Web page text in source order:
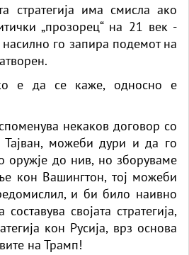
стратегија има смисла ако
„прозорец“ на 21 век -
го запира подемот на
е да се каже, односно е
некаков договор со
можеби дури и да го
оружје до нив, но зборуваме
кон Вашингтон, тој можеби
и би било наивно
својата стратегија,
кон Русија, врз основа
на Трамп!